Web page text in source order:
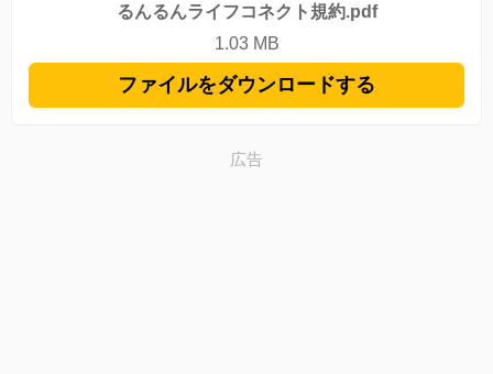
るんるんライフコネクト規約.pdf
1.03 MB
ファイルをダウンロードする
広告